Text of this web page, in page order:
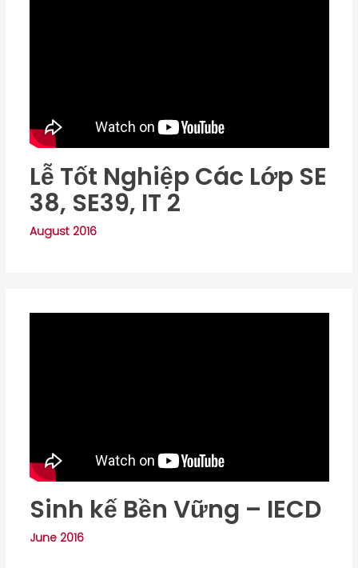
Lễ Tốt Nghiệp Các Lớp SE
38, SE39, IT 2
August 2016
Sinh kế Bền Vững – IECD
June 2016